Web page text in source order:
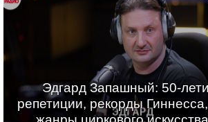
Эдгард Запашный: 50-
репетиции, рекорды